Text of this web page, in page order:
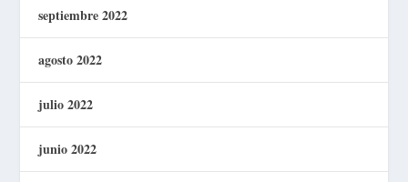
septiembre 2022
agosto 2022
julio 2022
junio 2022